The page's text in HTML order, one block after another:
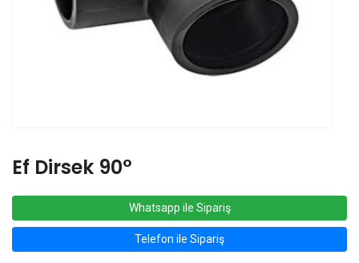
Ef Dirsek 90°
Whatsapp ile Sipariş
Telefon ile Sipariş